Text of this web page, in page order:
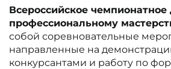
Всероссийское
профессиональному
собой соревновательные
направленные на
конкурсантами и работу по